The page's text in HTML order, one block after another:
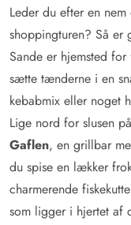
Leder du efter en
shoppingturen? Så
Sande er hjemsted
sætte tænderne i en
kebabmix eller noget
Lige nord for slusen
Gaflen, en grillbar
du spise en lækker
charmerende
som ligger i hjertet af